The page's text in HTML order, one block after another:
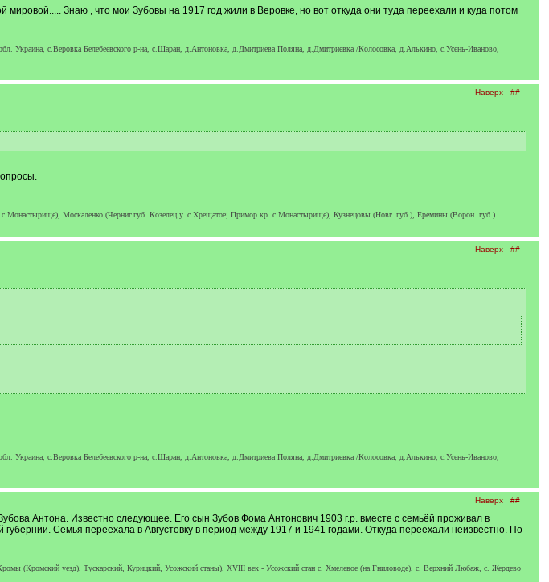
Знаю , что мои Зубовы на 1917 год жили в Веровке, но вот откуда они туда переехали и куда потом
Украина, с.Веровка Белебеевского р-на, c.Шаран, д.Антоновка, д.Дмитриева Поляна, д.Дмитриевка /Колосовка, д.Алькино, с.Усень-Иваново,
Наверх ##
Москаленко (Черниг.губ. Козелец.у. с.Хрещатое; Примор.кр. с.Монастырище), Кузнецовы (Новг. губ.), Еремины (Ворон. губ.)
Наверх ##
Украина, с.Веровка Белебеевского р-на, c.Шаран, д.Антоновка, д.Дмитриева Поляна, д.Дмитриевка /Колосовка, д.Алькино, с.Усень-Иваново,
Наверх ##
Антона. Известно следующее. Его сын Зубов Фома Антонович 1903 г.р. вместе с семьёй проживал в
Семья переехала в Августовку в период между 1917 и 1941 годами. Откуда переехали неизвестно. По
(Кромский уезд), Тускарский, Курицкий, Усожский станы), XVIII век - Усожский стан с. Хмелевое (на Гниловоде), с. Верхний Любаж, с. Жердево